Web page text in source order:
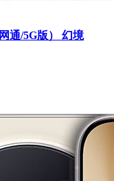
通/5G版） 幻境